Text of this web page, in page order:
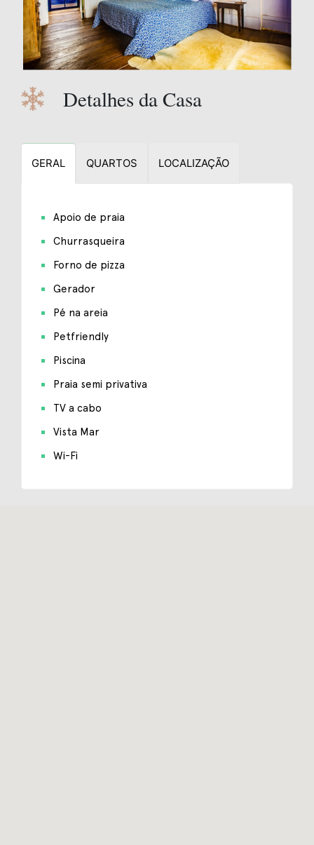
Detalhes da Casa
GERAL QUARTOS LOCALIZAÇÃO
Apoio de praia
Churrasqueira
Forno de pizza
Gerador
Pé na areia
Petfriendly
Piscina
Praia semi privativa
TV a cabo
Vista Mar
Wi-Fi